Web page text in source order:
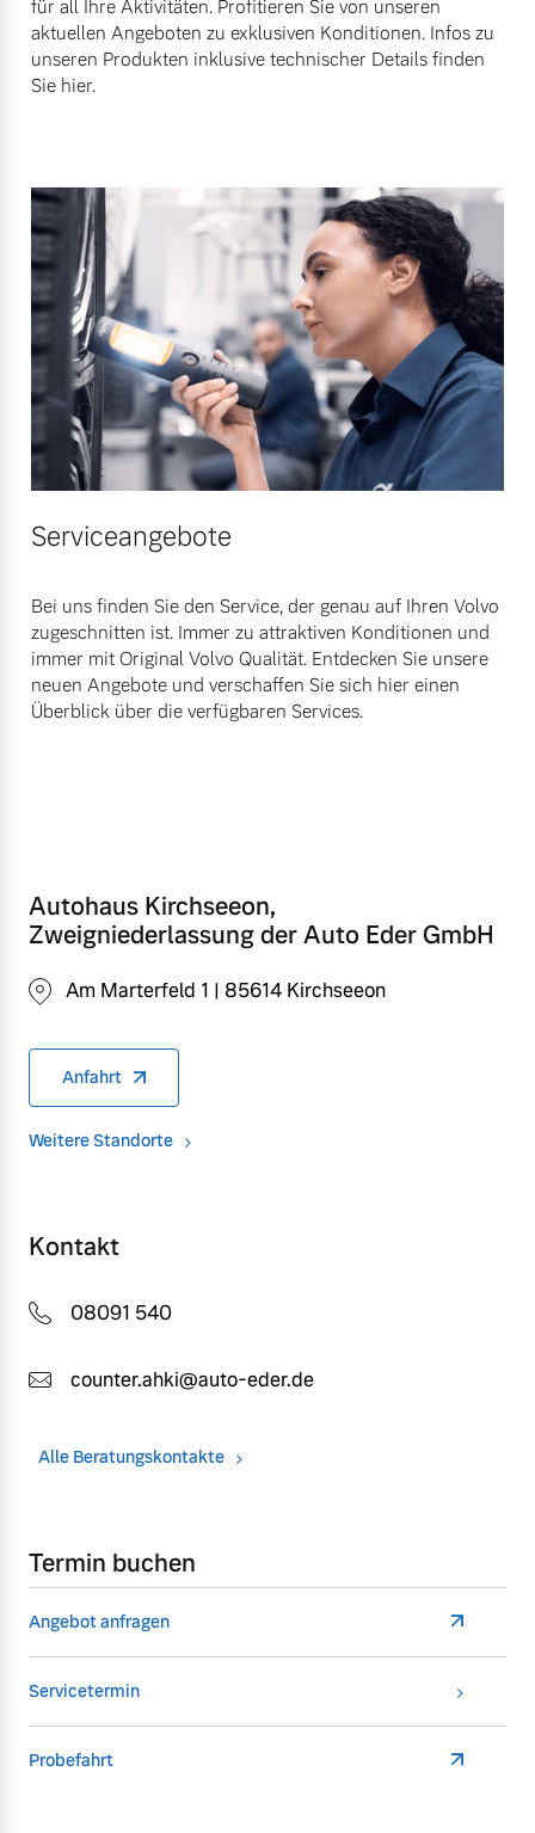
Mehr erfahren
für all Ihre Aktivitäten. Profitieren Sie von unseren
aktuellen Angeboten zu exklusiven Konditionen. Infos zu
unseren Produkten inklusive technischer Details finden
Sie hier.
Serviceangebote
Bei uns finden Sie den Service, der genau auf Ihren Volvo
zugeschnitten ist. Immer zu attraktiven Konditionen und
immer mit Original Volvo Qualität. Entdecken Sie unsere
neuen Angebote und verschaffen Sie sich hier einen
Überblick über die verfügbaren Services.
Autohaus Kirchseeon,
Zweigniederlassung der Auto Eder GmbH
Am Marterfeld 1 | 85614 Kirchseeon
Anfahrt
Weitere Standorte
Kontakt
08091 540
counter.ahki@auto-eder.de
Alle Beratungskontakte
Termin buchen
Angebot anfragen
Servicetermin
Probefahrt